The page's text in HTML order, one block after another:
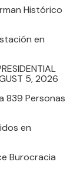
Histórico
en
5, 2026
839 Personas
en
Burocracia